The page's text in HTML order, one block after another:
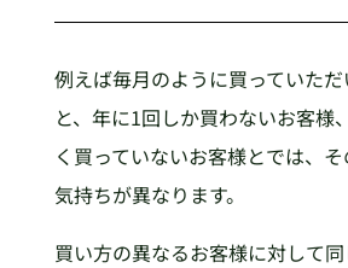
例えば毎月のように買っていた
と、年に1回しか買わないお客様
く買っていないお客様とでは、
気持ちが異なります。
買い方の異なるお客様に対して